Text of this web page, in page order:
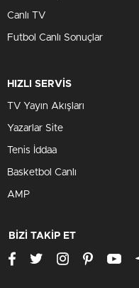
Canlı TV
Futbol Canlı Sonuçlar
HIZLI SERVİS
TV Yayın Akışları
Yazarlar Site
Tenis İddaa
Basketbol Canlı
AMP
BİZİ TAKİP ET